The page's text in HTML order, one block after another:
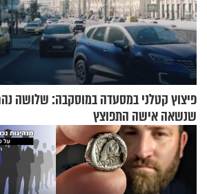
פיצוץ קטלני במסעדה במוסקבה: שלושה
שנשאה אישה התפוצץ